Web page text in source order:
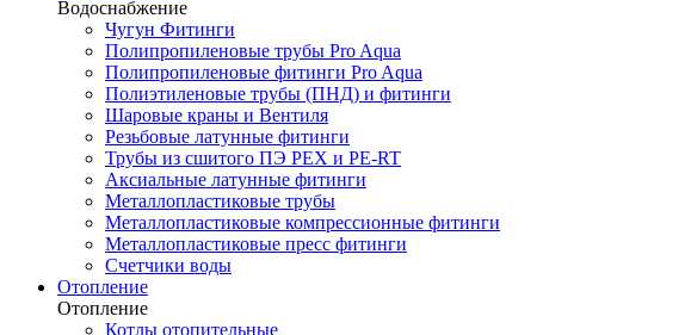
Водоснабжение
Чугун Фитинги
Полипропиленовые трубы Pro Aqua
Полипропиленовые фитинги Pro Aqua
Полиэтиленовые трубы (ПНД) и фитинги
Шаровые краны и Вентиля
Резьбовые латунные фитинги
Трубы из сшитого ПЭ PEX и PE-RT
Аксиальные латунные фитинги
Металлопластиковые трубы
Металлопластиковые компрессионные фитинги
Металлопластиковые пресс фитинги
Счетчики воды
Отопление
Отопление
Котлы отопительные